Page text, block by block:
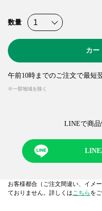
午前10時までのご注文で最短
※一部地域を除く
数量
カー
LINEで商品
LINE
お客様都合（ご注文間違い、イメ
ておりません。詳しくはこちら を